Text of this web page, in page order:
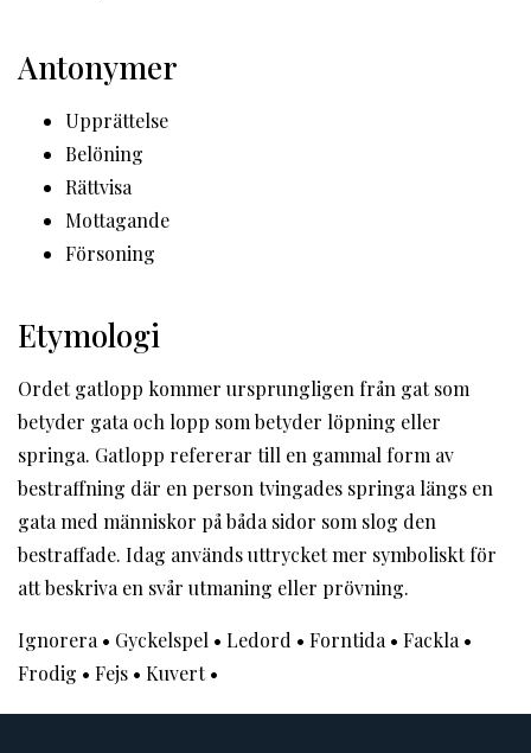
Antonymer
Upprättelse
Belöning
Rättvisa
Mottagande
Försoning
Etymologi
Ordet gatlopp kommer ursprungligen från gat som
betyder gata och lopp som betyder löpning eller
springa. Gatlopp refererar till en gammal form av
bestraffning där en person tvingades springa längs en
gata med människor på båda sidor som slog den
bestraffade. Idag används uttrycket mer symboliskt för
att beskriva en svår utmaning eller prövning.
Ignorera • Gyckelspel • Ledord • Forntida • Fackla •
Frodig • Fejs • Kuvert•